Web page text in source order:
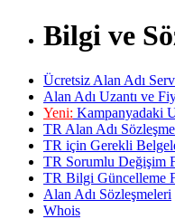
Bilgi ve
Ücretsiz Alan Adı
Alan Adı Uzantı ve
Yeni: Kampanyadaki
TR Alan Adı
TR için Gerekli
TR Sorumlu Değişim
TR Bilgi Güncelleme
Alan Adı Sözleşmeleri
Whois